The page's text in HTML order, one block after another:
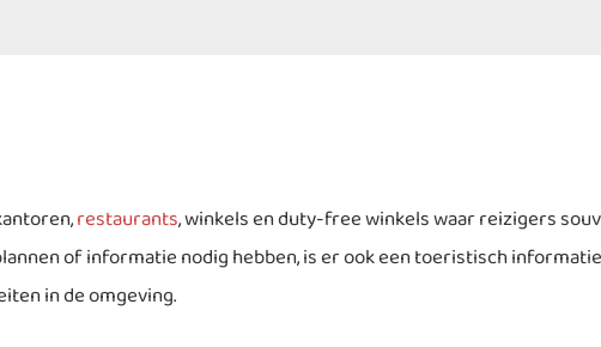
restaurants, winkels en duty-free winkels waar reizigers
of informatie nodig hebben, is er ook een toeristisch
in de omgeving.